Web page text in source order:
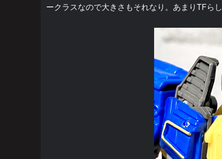
ークラスなので大きさもそれなり。あまりTFら